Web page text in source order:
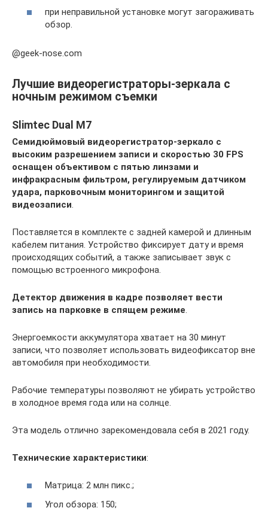
при неправильной установке могут загораживать
обзор.
@geek-nose.com
Лучшие видеорегистраторы-зеркала с
ночным режимом съемки
Slimtec Dual M7
Семидюймовый видеорегистратор-зеркало с
высоким разрешением записи и скоростью 30 FPS
оснащен объективом с пятью линзами и
инфракрасным фильтром, регулируемым датчиком
удара, парковочным мониторингом и защитой
видеозаписи
Поставляется в комплекте с задней камерой и длинным
кабелем питания. Устройство фиксирует дату и время
происходящих событий, а также записывает звук с
помощью встроенного микрофона.
Детектор движения в кадре позволяет вести
запись на парковке в спящем режиме
Энергоемкости аккумулятора хватает на 30 минут
записи, что позволяет использовать видеофиксатор вне
автомобиля при необходимости.
Рабочие температуры позволяют не убирать устройство
в холодное время года или на солнце.
Эта модель отлично зарекомендовала себя в 2021 году.
Технические характеристики:
Матрица: 2 млн пикс.;
Угол обзора: 150;